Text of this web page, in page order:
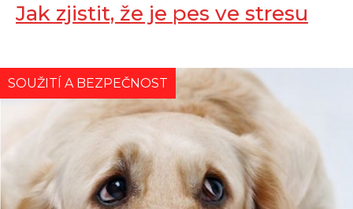
Jak zjistit, že je pes ve stresu
SOUŽITÍ A BEZPEČNOST